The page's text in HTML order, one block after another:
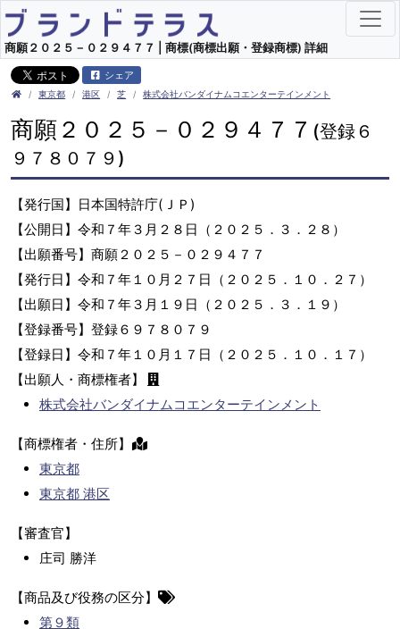
商願２０２５－０２９４７７ | 商標(商標出願・登録商標) 詳細
シェア
東京都 港区 芝 株式会社バンダイナムコエンターテインメント
商願２０２５－０２９４７７ (登録６
９７８０７９)
【発行国】日本国特許庁(ＪＰ)
【公開日】令和７年３月２８日（２０２５．３．２８）
【出願番号】商願２０２５－０２９４７７
【発行日】令和７年１０月２７日（２０２５．１０．２７）
【出願日】令和７年３月１９日（２０２５．３．１９）
【登録番号】登録６９７８０７９
【登録日】令和７年１０月１７日（２０２５．１０．１７）
【出願人・商標権者】
株式会社バンダイナムコエンターテインメント
【商標権者・住所】
東京都
東京都 港区
【審査官】
庄司 勝洋
【商品及び役務の区分】
第９類